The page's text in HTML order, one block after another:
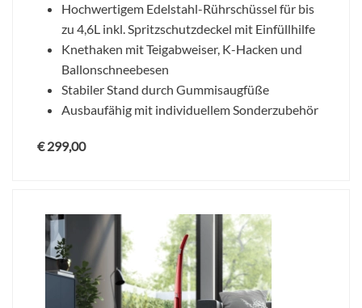
Hochwertigem Edelstahl-Rührschüssel für bis
zu 4,6L inkl. Spritzschutzdeckel mit Einfüllhilfe
Knethaken mit Teigabweiser, K-Hacken und
Ballonschneebesen
Stabiler Stand durch Gummisaugfüße
Ausbaufähig mit individuellem Sonderzubehör
€ 299,00